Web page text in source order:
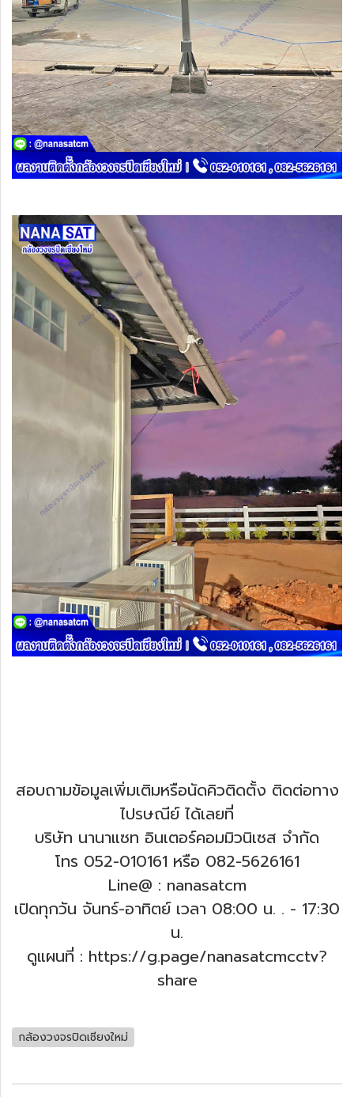
สอบถามข้อมูลเพิ่มเติมหรือนัดคิวติดตั้ง ติดต่อทาง
ไปรษณีย์ ได้เลยที่
บริษัท นานาแซท อินเตอร์คอมมิวนิเซส จำกัด
โทร 052-010161 หรือ 082-5626161
Line@ : nanasatcm
เปิดทุกวัน จันทร์-อาทิตย์ เวลา 08:00 น. . - 17:30
น.
ดูแผนที่ : https://g.page/nanasatcmcctv?
share
กล้องวงจรปิดเชียงใหม่